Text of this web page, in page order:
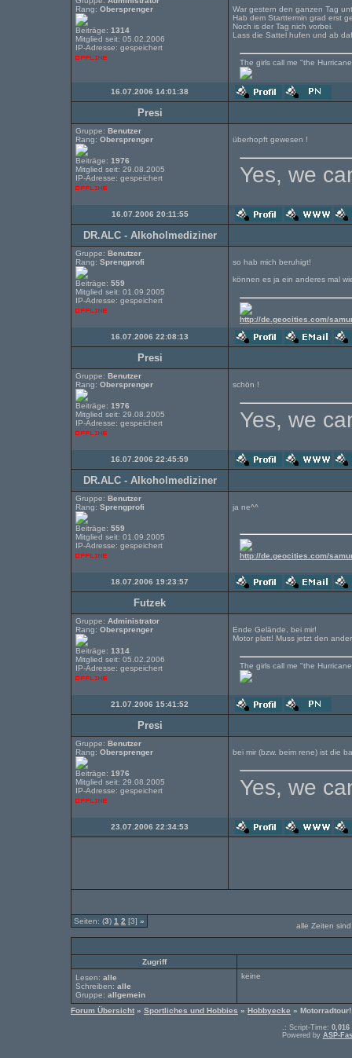
Rang: Obersprenger
Beiträge: 1314
Mitglied seit: 05.02.2006
IP-Adresse: gespeichert
War gestern den ganzen Tag
Hab dem Starttermin grad erst
Noch is der Tag nich vorbei.
Lass die Sattel hufen und ab
The girls call me "the
16.07.2006 14:01:38
Presi
Gruppe: Benutzer
Rang: Obersprenger
Beiträge: 1976
Mitglied seit: 29.08.2005
IP-Adresse: gespeichert
überhopft gewesen !
Yes, we
16.07.2006 20:11:55
DR.ALC - Alkoholmediziner
Gruppe: Benutzer
Rang: Sprengprofi
Beiträge: 559
Mitglied seit: 01.09.2005
IP-Adresse: gespeichert
so hab mich beruhigt!
können es ja ein anderes mal
http://de.geocities.com/
16.07.2006 22:08:13
Presi
Gruppe: Benutzer
Rang: Obersprenger
Beiträge: 1976
Mitglied seit: 29.08.2005
IP-Adresse: gespeichert
schön !
Yes, we
16.07.2006 22:45:59
DR.ALC - Alkoholmediziner
Gruppe: Benutzer
Rang: Sprengprofi
Beiträge: 559
Mitglied seit: 01.09.2005
IP-Adresse: gespeichert
ja ne^^
http://de.geocities.com/
18.07.2006 19:23:57
Futzek
Gruppe: Administrator
Rang: Obersprenger
Beiträge: 1314
Mitglied seit: 05.02.2006
IP-Adresse: gespeichert
Ende Gelände, bei mir!
Motor platt! Muss jetzt den
The girls call me "the
21.07.2006 15:41:52
Presi
Gruppe: Benutzer
Rang: Obersprenger
Beiträge: 1976
Mitglied seit: 29.08.2005
IP-Adresse: gespeichert
bei mir (bzw. beim rene) ist die
Yes, we
23.07.2006 22:34:53
Seiten: (3) 1 2 [3] »
alle Zeiten
Zugriff
Lesen: alle
Schreiben: alle
Gruppe: allgemein
keine
Forum Übersicht » Sportliches und Hobbies » Hobbyecke » Motorradtour!
.: Script-Time: 0,016
Powered by ASP-